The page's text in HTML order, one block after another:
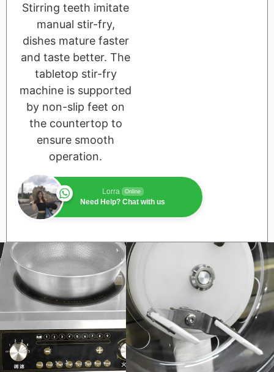
Stirring teeth imitate
manual stir-fry,
dishes mature faster
and taste better. The
tabletop stir-fry
machine is supported
by non-slip feet on
the countertop to
ensure smooth
operation.
Lorra Online
Need Help? Chat with us